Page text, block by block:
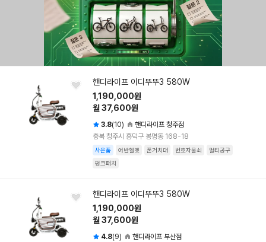
핸디라이프 이디뚜뚜3 580W
1,190,000원
월 37,600원
3.8(10)
핸디라이프 청주점
충북 청주시 흥덕구 봉명동 168-18
사은품 어반헬멧 폰거치대 번호자물쇠
멀티공구
펑크패치
핸디라이프 이디뚜뚜3 580W
1,190,000원
월 37,600원
4.8(9)
핸디라이프 부산점